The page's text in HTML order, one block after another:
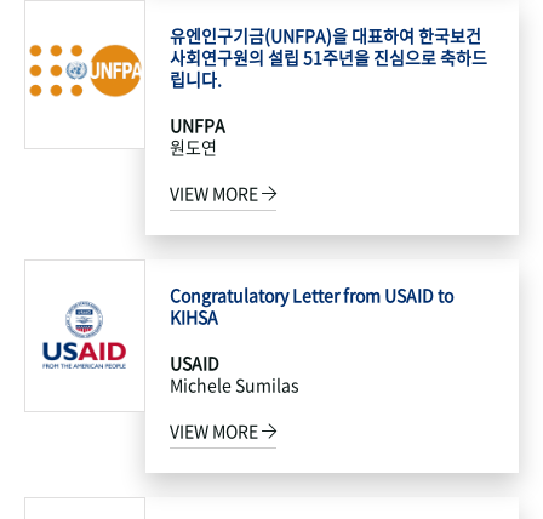
유엔인구기금(UNFPA)을 대표하여 한국보건
사회연구원의 설립 51주년을 진심으로 축하드
립니다.
UNFPA
원도연
VIEW MORE
Congratulatory Letter from USAID to
KIHSA
USAID
Michele Sumilas
VIEW MORE